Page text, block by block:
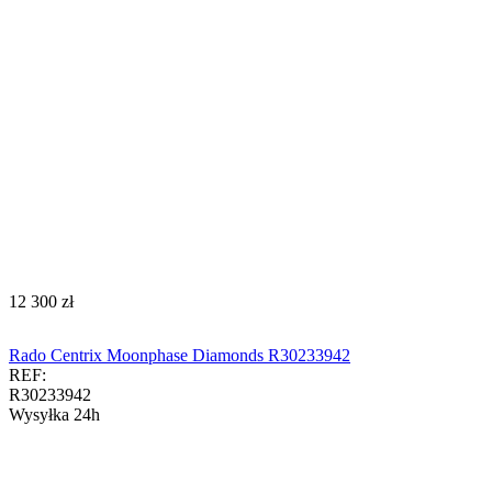
‍12 300‍ zł
Rado Centrix Moonphase Diamonds R30233942
REF:
R30233942
Wysyłka 24h